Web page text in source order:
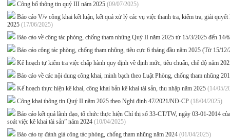
Công bố thông tin quý III năm 2025 (09/07/2025)
Báo cáo V/v công khai kết luận, kết quả xử lý các vụ việc thanh tra, kiểm tra, giải
2025 (17/06/2025)
Báo cáo về công tác phòng, chống tham nhũng Quý II năm 2025 từ 15/3/2025 đến 14/
Báo cáo công tác phòng, chống tham nhũng, tiêu cực 6 tháng đầu năm 2025 (Từ 15/
Kế hoạch tự kiểm tra việc chấp hành quy định về định mức, tiêu chuẩn, chế độ năm
Báo cáo về các nội dung công khai, minh bạch theo Luật Phòng, chống tham nhũng
Kế hoạch thực hiện kê khai, công khai bản kê khai tài sản, thu nhập năm 2025 (14/05/
Công khai thông tin Quý II năm 2025 theo Nghị định 47/2021/NĐ-CP (18/04/2025)
Báo cáo kết quả lãnh đạo, tổ chức thực hiện Chỉ thị số 33-CT/TW, ngày 03-01-2014
soát việc kê khai tài sản” năm 2024 (10/04/2025)
Báo cáo tự đánh giá công tác phòng, chống tham nhũng năm 2024 (01/04/2025)